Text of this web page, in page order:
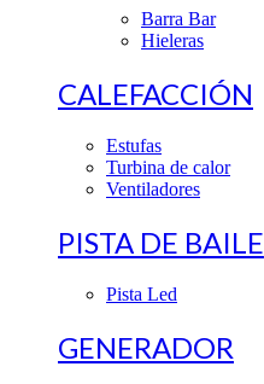
Barra Bar
Hieleras
CALEFACCIÓN
Estufas
Turbina de calor
Ventiladores
PISTA DE BAILE
Pista Led
GENERADOR